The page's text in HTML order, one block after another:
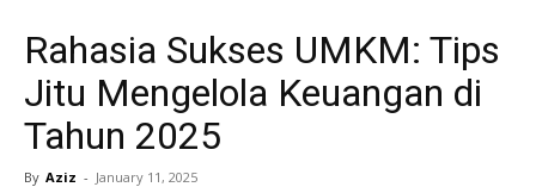
Rahasia Sukses UMKM: Tips
Jitu Mengelola Keuangan di
Tahun 2025
By Aziz - January 11, 2025